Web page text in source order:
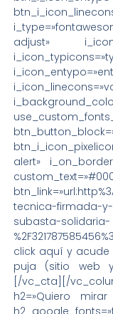
adjust»
alert»
tecnica-firmada-y-
subasta-solidaria-
click aquí y acude
puja (sitio web
[/vc_cta][/
h2=»Quiero